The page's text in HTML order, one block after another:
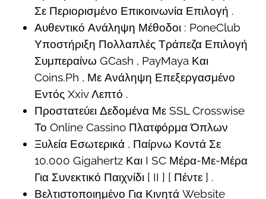
Σε Περιορισμένο Επικοινωνία Επιλογή .
Αυθεντικό Ανάληψη Μέθοδοι : PoneClub
Υποστήριξη Πολλαπλές Τράπεζα Επιλογή
Συμπεραίνω GCash , PayMaya Και
Coins.Ph , Με Ανάληψη Επεξεργασμένο
Εντός Xxiv Λεπτό .
Προστατεύει Δεδομένα Με SSL Crosswise
Το Online Cassino Πλατφόρμα Όπλων
Ξυλεία Εσωτερικά , Παίρνω Κοντά Σε
10.000 Gigahertz Και I SC Μέρα-Με-Μέρα
Για Συνεκτικό Παιχνίδι [ II ] [ Πέντε ] .
Βελτιστοποιημένο Για Κινητά Website